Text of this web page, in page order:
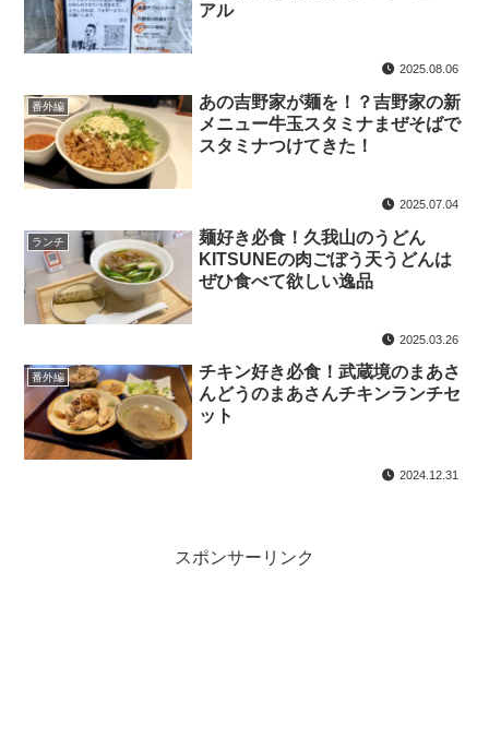
アル
2025.08.06
番外編
あの吉野家が麺を！？吉野家の新
メニュー牛玉スタミナまぜそばで
スタミナつけてきた！
2025.07.04
ランチ
麺好き必食！久我山のうどん
KITSUNEの肉ごぼう天うどんは
ぜひ食べて欲しい逸品
2025.03.26
番外編
チキン好き必食！武蔵境のまあさ
んどうのまあさんチキンランチセ
ット
2024.12.31
スポンサーリンク